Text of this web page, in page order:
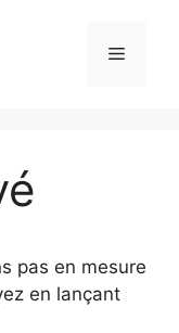
Menu
pas en mesure
en lançant